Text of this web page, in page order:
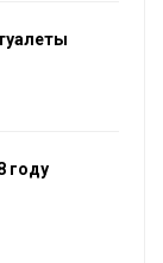
году